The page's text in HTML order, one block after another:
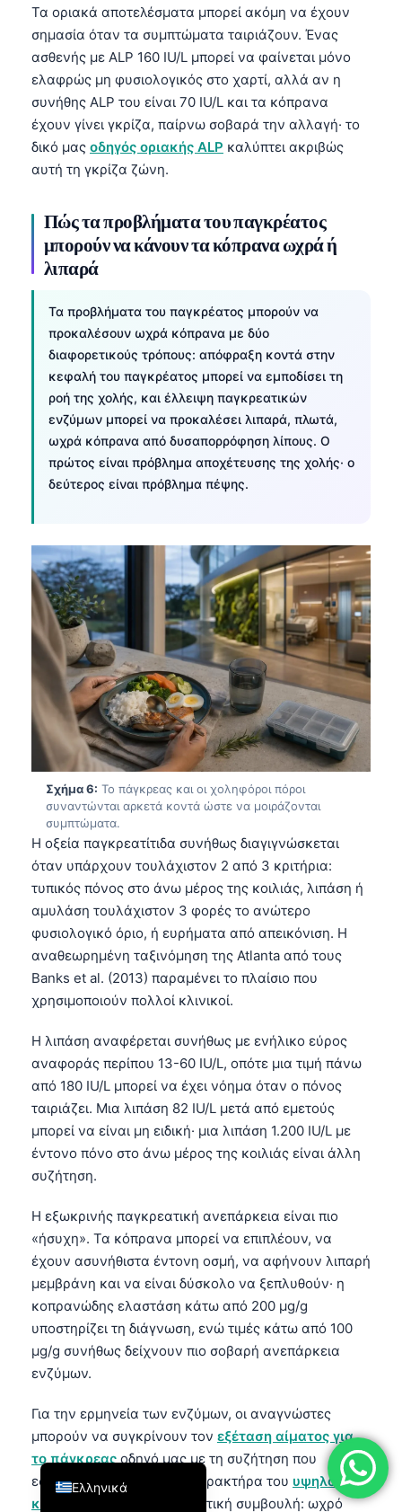
Τα οριακά αποτελέσματα μπορεί ακόμη να έχουν
σημασία όταν τα συμπτώματα ταιριάζουν. Ένας
ασθενής με ALP 160 IU/L μπορεί να φαίνεται μόνο
ελαφρώς μη φυσιολογικός στο χαρτί, αλλά αν η
συνήθης ALP του είναι 70 IU/L και τα κόπρανα
έχουν γίνει γκρίζα, παίρνω σοβαρά την αλλαγή· το
δικό μας οδηγός οριακής ALP καλύπτει ακριβώς
αυτή τη γκρίζα ζώνη.
Πώς τα προβλήματα του παγκρέατος
μπορούν να κάνουν τα κόπρανα ωχρά ή
λιπαρά
Τα προβλήματα του παγκρέατος μπορούν να
προκαλέσουν ωχρά κόπρανα με δύο
διαφορετικούς τρόπους: απόφραξη κοντά στην
κεφαλή του παγκρέατος μπορεί να εμποδίσει τη
ροή της χολής, και έλλειψη παγκρεατικών
ενζύμων μπορεί να προκαλέσει λιπαρά, πλωτά,
ωχρά κόπρανα από δυσαπορρόφηση λίπους. Ο
πρώτος είναι πρόβλημα αποχέτευσης της χολής· ο
δεύτερος είναι πρόβλημα πέψης.
Σχήμα 6: Το πάγκρεας και οι χοληφόροι πόροι
συναντώνται αρκετά κοντά ώστε να μοιράζονται
συμπτώματα.
Η οξεία παγκρεατίτιδα συνήθως διαγιγνώσκεται
όταν υπάρχουν τουλάχιστον 2 από 3 κριτήρια:
τυπικός πόνος στο άνω μέρος της κοιλιάς, λιπάση ή
αμυλάση τουλάχιστον 3 φορές το ανώτερο
φυσιολογικό όριο, ή ευρήματα από απεικόνιση. Η
αναθεωρημένη ταξινόμηση της Atlanta από τους
Banks et al. (2013) παραμένει το πλαίσιο που
χρησιμοποιούν πολλοί κλινικοί.
Η λιπάση αναφέρεται συνήθως με ενήλικο εύρος
αναφοράς περίπου 13-60 IU/L, οπότε μια τιμή πάνω
από 180 IU/L μπορεί να έχει νόημα όταν ο πόνος
ταιριάζει. Μια λιπάση 82 IU/L μετά από εμετούς
μπορεί να είναι μη ειδική· μια λιπάση 1.200 IU/L με
έντονο πόνο στο άνω μέρος της κοιλιάς είναι άλλη
συζήτηση.
Η εξωκρινής παγκρεατική ανεπάρκεια είναι πιο
«ήσυχη». Τα κόπρανα μπορεί να επιπλέουν, να
έχουν ασυνήθιστα έντονη οσμή, να αφήνουν λιπαρή
μεμβράνη και να είναι δύσκολο να ξεπλυθούν· η
κοπρανώδης ελαστάση κάτω από 200 µg/g
υποστηρίζει τη διάγνωση, ενώ τιμές κάτω από 100
µg/g συνήθως δείχνουν πιο σοβαρή ανεπάρκεια
ενζύμων.
Για την ερμηνεία των ενζύμων, οι αναγνώστες
μπορούν να συγκρίνουν τον εξέταση αίματος για
το πάγκρεας οδηγό μας με τη συζήτηση που
εστιάζει στον επείγοντα χαρακτήρα του υψηλού
κινδύνου λιπάσης
. Η πρακτική συμβουλή: ωχρό
Ελληνικά
English
Deutsch
Français
עִבְרִית
Italiano
Español
Português
Türkçe
简体中文
فارسی
Български
Dansk
Nederlands
Bahasa Indonesia
Հայերեն
Íslenska
Српски језик
Svenska
Bosanski
Azərbaycan dili
Eesti
日本語
Čeština
ქართული
Русский
Lietuvių kalba
Polski
한국어
Shqip
বাংলা
اردو
తెలుగు
தமிழ்
ಕನ್ನಡ
മലയാളം
Bahasa Melayu
Tagalog
ไทย
ဗမာစာ
ភាសាខ្មែរ
Kiswahili
አማርኛ